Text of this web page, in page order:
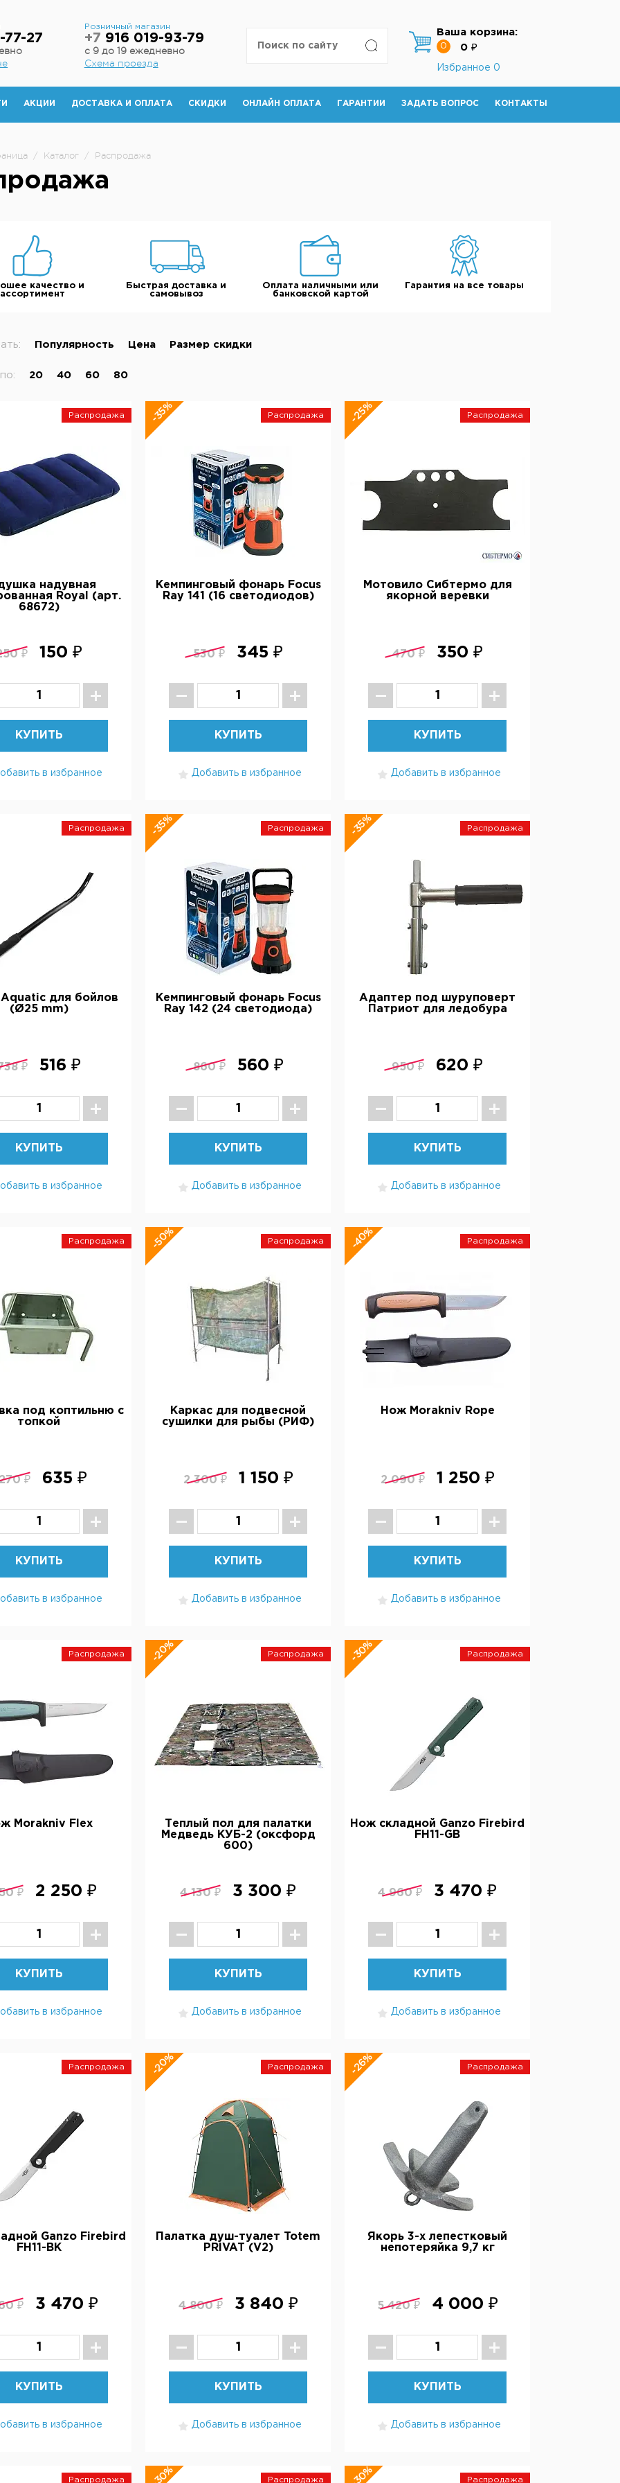
77-27
Розничный магазин
+7 916 019-93-79
с 9 до 19 ежедневно
Схема проезда
Ваша корзина:
0 0 ₽
Избранное 0
АКЦИИ ДОСТАВКА И ОПЛАТА СКИДКИ ОНЛАЙН ОПЛАТА ГАРАНТИИ ЗАДАТЬ ВОПРОС КОНТАКТЫ
/ Каталог / Распродажа
качество и
ассортимент
Быстрая доставка и
самовывоз
Оплата наличными или
банковской картой
Гарантия на все товары
Популярность Цена Размер скидки
20 40 60 80
Распродажа
надувная
Royal (арт.
68672)
₽ 150 ₽
КУПИТЬ
в избранное
Распродажа
-35%
Кемпинговый фонарь Focus
Ray 141 (16 светодиодов)
530 ₽ 345 ₽
КУПИТЬ
Добавить в избранное
Распродажа
-25%
Мотовило Сибтермо для
якорной веревки
470 ₽ 350 ₽
КУПИТЬ
Добавить в избранное
Распродажа
для бойлов
(Ø25 mm)
₽ 516 ₽
КУПИТЬ
в избранное
Распродажа
-35%
Кемпинговый фонарь Focus
Ray 142 (24 светодиода)
860 ₽ 560 ₽
КУПИТЬ
Добавить в избранное
Распродажа
-35%
Адаптер под шуруповерт
Патриот для ледобура
950 ₽ 620 ₽
КУПИТЬ
Добавить в избранное
Распродажа
под коптильню с
топкой
₽ 635 ₽
КУПИТЬ
в избранное
Распродажа
-50%
Каркас для подвесной
сушилки для рыбы (РИФ)
2 300 ₽ 1 150 ₽
КУПИТЬ
Добавить в избранное
Распродажа
-40%
Нож Morakniv Rope
2 090 ₽ 1 250 ₽
КУПИТЬ
Добавить в избранное
Распродажа
Morakniv Flex
₽ 2 250 ₽
КУПИТЬ
в избранное
Распродажа
-20%
Теплый пол для палатки
Медведь КУБ-2 (оксфорд
600)
4 130 ₽ 3 300 ₽
КУПИТЬ
Добавить в избранное
Распродажа
-30%
Нож складной Ganzo Firebird
FH11-GB
4 960 ₽ 3 470 ₽
КУПИТЬ
Добавить в избранное
Распродажа
Ganzo Firebird
FH11-BK
₽ 3 470 ₽
КУПИТЬ
в избранное
Распродажа
-20%
Палатка душ-туалет Totem
PRIVAT (V2)
4 800 ₽ 3 840 ₽
КУПИТЬ
Добавить в избранное
Распродажа
-26%
Якорь 3-х лепестковый
непотеряйка 9,7 кг
5 420 ₽ 4 000 ₽
КУПИТЬ
Добавить в избранное
Распродажа Распродажа
-30% Распродажа
-30%